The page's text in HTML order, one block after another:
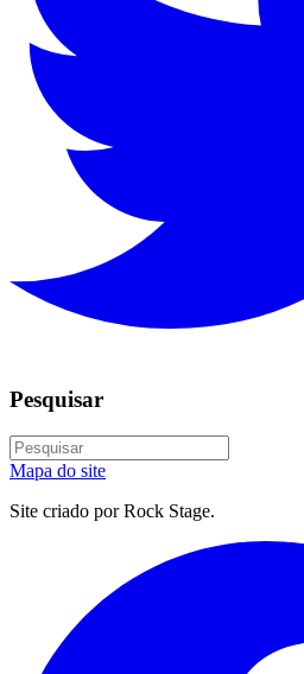
Pesquisar
Mapa do site
Site criado por Rock Stage.